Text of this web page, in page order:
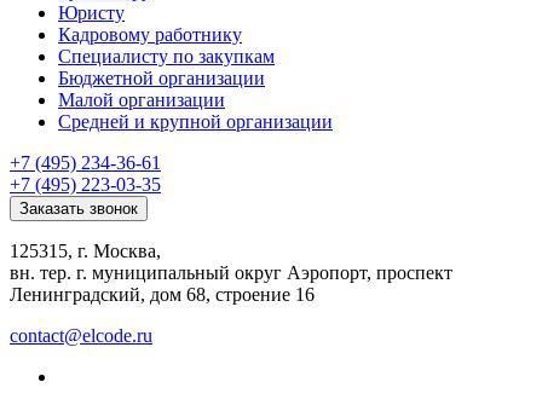
Юристу
Кадровому работнику
Специалисту по закупкам
Бюджетной организации
Малой организации
Средней и крупной организации
+7 (495) 234-36-61
+7 (495) 223-03-35
Заказать звонок
125315, г. Москва,
вн. тер. г. муниципальный округ Аэропорт, проспект
Ленинградский, дом 68, строение 16
contact@elcode.ru